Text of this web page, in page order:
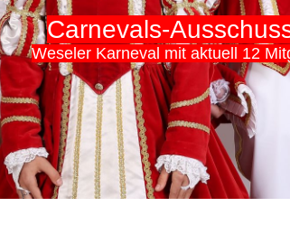
Carnevals-
Weseler Karneval mit aktuell 12